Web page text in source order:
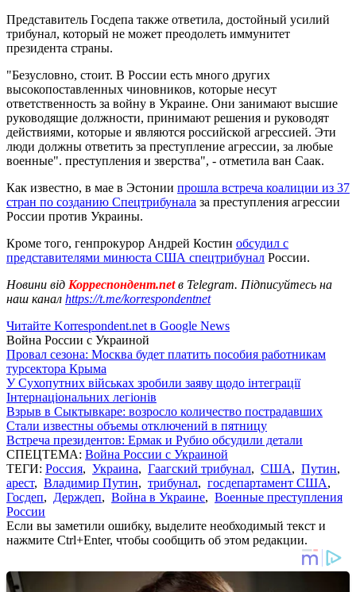
Представитель Госдепа также ответила, достойный усилий
трибунал, который не может преодолеть иммунитет
президента страны.
"Безусловно, стоит. В России есть много других
высокопоставленных чиновников, которые несут
ответственность за войну в Украине. Они занимают высшие
руководящие должности, принимают решения и руководят
действиями, которые и являются российской агрессией. Эти
люди должны ответить за преступление агрессии, за любые
военные". преступления и зверства", - отметила ван Саак.
Как известно, в мае в Эстонии прошла встреча коалиции из 37
стран по созданию Спецтрибунала за преступления агрессии
России против Украины.
Кроме того, генпрокурор Андрей Костин обсудил с
представителями минюста США спецтрибунал России.
Новини від Корреспондент.netв Telegram. Підписуйтесь на
наш канал https://t.me/korrespondentnet
Читайте Korrespondent.net в Google News
Война России с Украиной
Провал сезона: Москва будет платить пособия работникам
турсектора Крыма
У Сухопутних військах зробили заяву щодо інтеграції
Інтернаціональних легіонів
Взрыв в Сыктывкаре: возросло количество пострадавших
Стали известны объемы отключений в пятницу
Встреча президентов: Ермак и Рубио обсудили детали
СПЕЦТЕМА: Война России с Украиной
ТЕГИ: Россия, Украина, Гаагский трибунал, США, Путин,
арест, Владимир Путин, трибунал, госдепартамент США,
Госдеп, Держдеп, Война в Украине, Военные преступления
России
Если вы заметили ошибку, выделите необходимый текст и
нажмите Ctrl+Enter, чтобы сообщить об этом редакции.